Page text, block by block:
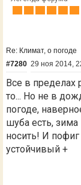
Re: Климат, о погоде
#7280 29 ноя 2014,
Все в пределах
то... Но не в
погоде,
шуба есть, зима
носить! И пофиг
устойчивый +